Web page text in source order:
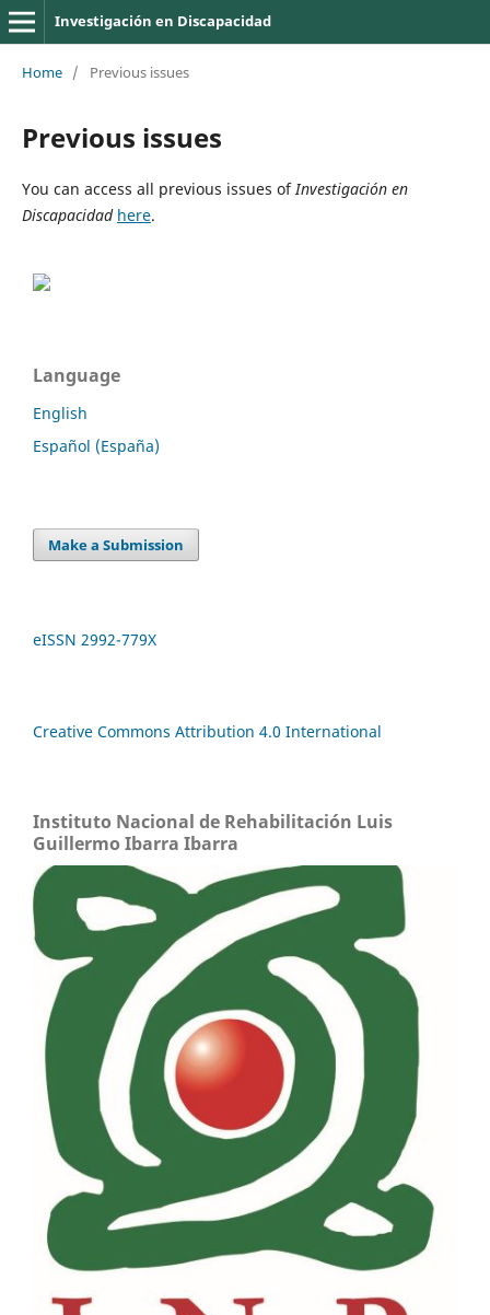
Investigación en Discapacidad
Home / Previous issues
Previous issues
You can access all previous issues ofInvestigación en
Discapacidad here.
Language
English
Español (España)
Make a Submission
eISSN 2992-779X
Creative Commons Attribution 4.0 International
Instituto Nacional de Rehabilitación Luis
Guillermo Ibarra Ibarra